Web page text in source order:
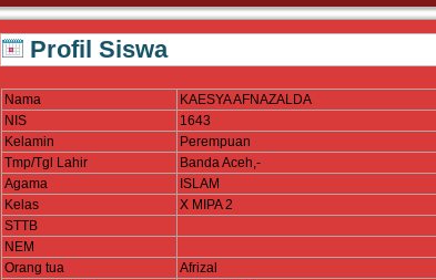
Profil Siswa
Nama
KAESYA AFNAZALDA
NIS
1643
Kelamin
Perempuan
Tmp/Tgl Lahir
Banda Aceh,-
Agama
ISLAM
Kelas
X MIPA 2
STTB
NEM
Orang tua
Afrizal